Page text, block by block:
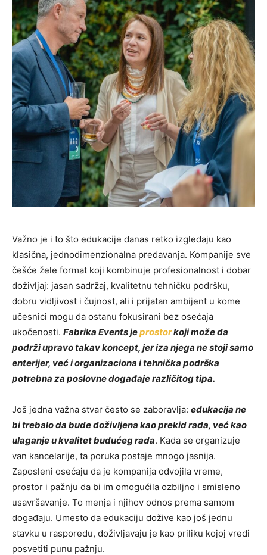
Važno je i to što edukacije danas retko izgledaju kao
klasična, jednodimenzionalna predavanja. Kompanije sve
češće žele format koji kombinuje profesionalnost i dobar
doživljaj: jasan sadržaj, kvalitetnu tehničku podršku,
dobru vidljivost i čujnost, ali i prijatan ambijent u kome
učesnici mogu da ostanu fokusirani bez osećaja
ukočenosti. Fabrika Events jeprostorkoji može da
podrži upravo takav koncept, jer iza njega ne stoji samo
enterijer, već i organizaciona i tehnička podrška
potrebna za poslovne događaje različitog tipa.
Još jedna važna stvar često se zaboravlja: edukacija ne
bi trebalo da bude doživljena kao prekid rada, već kao
ulaganje u kvalitet budućeg rada. Kada se organizuje
van kancelarije, ta poruka postaje mnogo jasnija.
Zaposleni osećaju da je kompanija odvojila vreme,
prostor i pažnju da bi im omogućila ozbiljno i smisleno
usavršavanje. To menja i njihov odnos prema samom
događaju. Umesto da edukaciju dožive kao još jednu
stavku u rasporedu, doživljavaju je kao priliku kojoj vredi
posvetiti punu pažnju.